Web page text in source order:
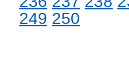
249 250